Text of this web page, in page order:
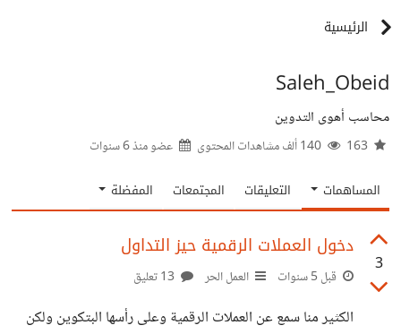
الرئيسية
Saleh_Obeid
محاسب أهوى التدوين
عضو منذ6 سنوات
المساهمات التعليقات المجتمعات المفضلة
3
دخول العملات الرقمية حيز التداول
قبل 5 سنوات العمل الحر
الكثير منا سمع عن العملات الرقمية وعلى رأسها البتكوين ولكن